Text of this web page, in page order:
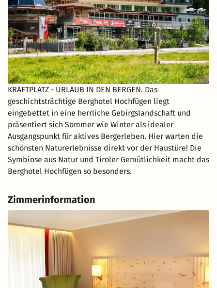
KRAFTPLATZ - URLAUB IN DEN BERGEN. Das
geschichtsträchtige Berghotel Hochfügen liegt
eingebettet in eine herrliche Gebirgslandschaft und
präsentiert sich Sommer wie Winter als idealer
Ausgangspunkt für aktives Bergerleben. Hier warten die
schönsten Naturerlebnisse direkt vor der Haustüre! Die
Symbiose aus Natur und Tiroler Gemütlichkeit macht das
Berghotel Hochfügen so besonders.
Zimmerinformation